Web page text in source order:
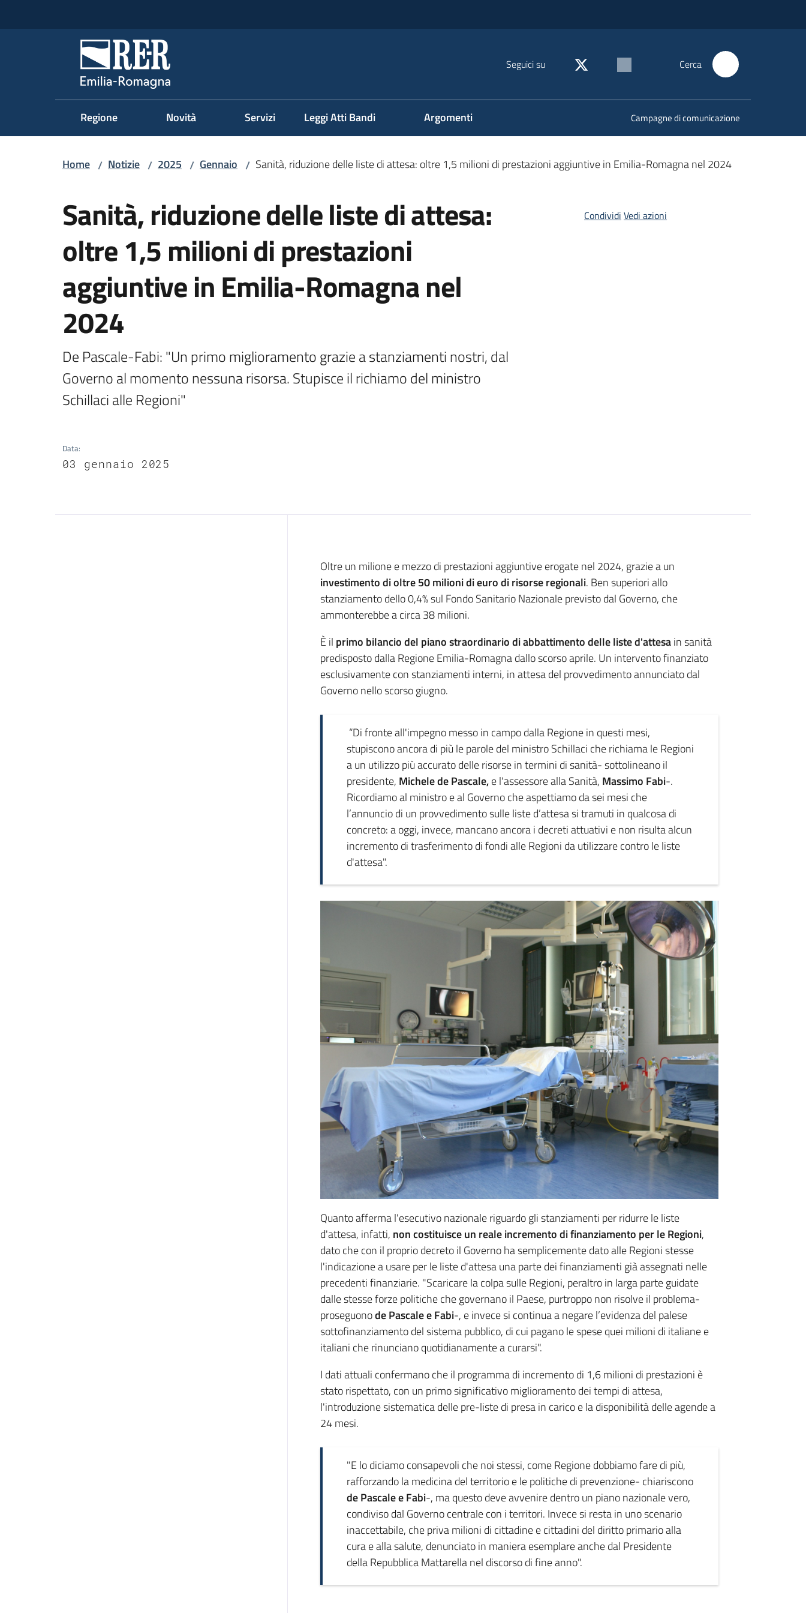
Regione Emilia-Romagna Seguici su Cerca
Regione Novità Servizi Leggi Atti Bandi Argomenti Campagne di comunicazione
Home / Notizie / 2025 / Gennaio / Sanità, riduzione delle liste di attesa: oltre 1,5 milioni di prestazioni aggiuntive in Emilia-Romagna nel 2024
Salta al contenuto
Sanità, riduzione delle liste di attesa:
oltre 1,5 milioni di prestazioni
aggiuntive in Emilia-Romagna nel
2024
De Pascale-Fabi: "Un primo miglioramento grazie a stanziamenti nostri, dal
Governo al momento nessuna risorsa. Stupisce il richiamo del ministro
Schillaci alle Regioni"
Data:
03 gennaio 2025
Condividi Vedi azioni
Introduzione
Oltre un milione e mezzo di prestazioni aggiuntive erogate nel 2024, grazie a un
investimento di oltre 50 milioni di euro di risorse regionali. Ben superiori allo
stanziamento dello 0,4% sul Fondo Sanitario Nazionale previsto dal Governo, che
ammonterebbe a circa 38 milioni.
È il primo bilancio del piano straordinario di abbattimento delle liste d'attesain sanità
predisposto dalla Regione Emilia-Romagna dallo scorso aprile. Un intervento finanziato
esclusivamente con stanziamenti interni, in attesa del provvedimento annunciato dal
Governo nello scorso giugno.
“Di fronte all'impegno messo in campo dalla Regione in questi mesi,
stupiscono ancora di più le parole del ministro Schillaci che richiama le Regioni
a un utilizzo più accurato delle risorse in termini di sanità- sottolineano il
presidente, Michele de Pascale,e l'assessore alla Sanità, Massimo Fabi-.
Ricordiamo al ministro e al Governo che aspettiamo da sei mesi che
l’annuncio di un provvedimento sulle liste d’attesa si tramuti in qualcosa di
concreto: a oggi, invece, mancano ancora i decreti attuativi e non risulta alcun
incremento di trasferimento di fondi alle Regioni da utilizzare contro le liste
d'attesa".
Quanto afferma l'esecutivo nazionale riguardo gli stanziamenti per ridurre le liste
d'attesa, infatti, non costituisce un reale incremento di finanziamento per le Regioni,
dato che con il proprio decreto il Governo ha semplicemente dato alle Regioni stesse
l'indicazione a usare per le liste d'attesa una parte dei finanziamenti già assegnati nelle
precedenti finanziarie. "Scaricare la colpa sulle Regioni, peraltro in larga parte guidate
dalle stesse forze politiche che governano il Paese, purtroppo non risolve il problema-
proseguonode Pascale e Fabi-, e invece si continua a negare l’evidenza del palese
sottofinanziamento del sistema pubblico, di cui pagano le spese quei milioni di italiane e
italiani che rinunciano quotidianamente a curarsi".
I dati attuali confermano che il programma di incremento di 1,6 milioni di prestazioni è
stato rispettato, con un primo significativo miglioramento dei tempi di attesa,
l'introduzione sistematica delle pre-liste di presa in carico e la disponibilità delle agende a
24 mesi.
"E lo diciamo consapevoli che noi stessi, come Regione dobbiamo fare di più,
rafforzando la medicina del territorio e le politiche di prevenzione- chiariscono
de Pascale e Fabi-, ma questo deve avvenire dentro un piano nazionale vero,
condiviso dal Governo centrale con i territori. Invece si resta in uno scenario
inaccettabile, che priva milioni di cittadine e cittadini del diritto primario alla
cura e alla salute, denunciato in maniera esemplare anche dal Presidente
della Repubblica Mattarella nel discorso di fine anno".